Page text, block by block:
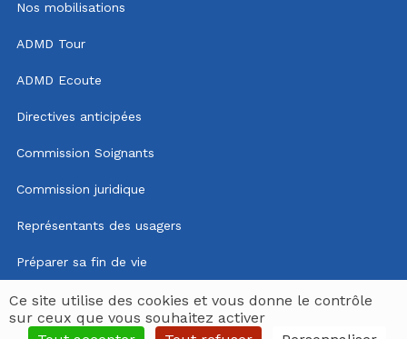
Nos mobilisations
ADMD Tour
ADMD Ecoute
Directives anticipées
Commission Soignants
Commission juridique
Représentants des usagers
Préparer sa fin de vie
Mentions légales
Politique de confidentialité
Ce site utilise des cookies et vous donne le contrôle
sur ceux que vous souhaitez activer